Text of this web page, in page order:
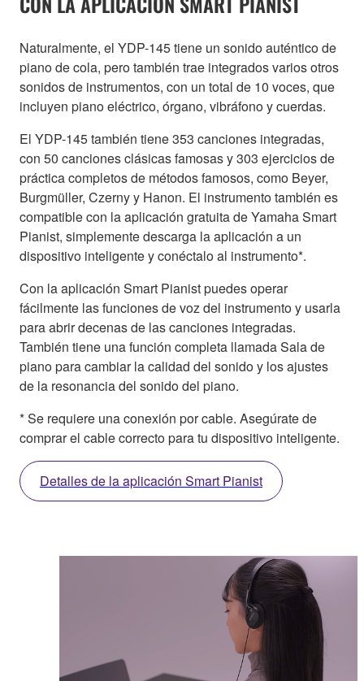
Naturalmente, el YDP-145 tiene un sonido auténtico de
piano de cola, pero también trae integrados varios otros
sonidos de instrumentos, con un total de 10 voces, que
incluyen piano eléctrico, órgano, vibráfono y cuerdas.
El YDP-145 también tiene 353 canciones integradas,
con 50 canciones clásicas famosas y 303 ejercicios de
práctica completos de métodos famosos, como Beyer,
Burgmüller, Czerny y Hanon. El instrumento también es
compatible con la aplicación gratuita de Yamaha Smart
Pianist, simplemente descarga la aplicación a un
dispositivo inteligente y conéctalo al instrumento*.
Con la aplicación Smart Pianist puedes operar
fácilmente las funciones de voz del instrumento y usarla
para abrir decenas de las canciones integradas.
También tiene una función completa llamada Sala de
piano para cambiar la calidad del sonido y los ajustes
de la resonancia del sonido del piano.
* Se requiere una conexión por cable. Asegúrate de
comprar el cable correcto para tu dispositivo inteligente.
Detalles de la aplicación Smart Pianist